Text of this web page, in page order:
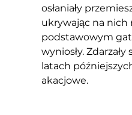
osłaniały
ukrywając na nich
podstawowym
wyniosły.
latach
akacjowe.